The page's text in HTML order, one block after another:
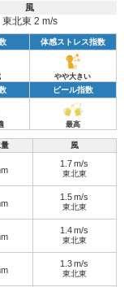
風
東北東 2 m/s
体感ストレス指数
やや大きい
ビール指数
最高
風
1.7 m/s
東北東
1.5 m/s
東北東
1.4 m/s
東北東
1.3 m/s
東北東